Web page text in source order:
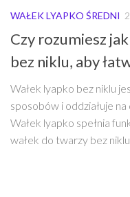
WAŁEK LYAPKO ŚREDNI
Czy rozumiesz
bez niklu, aby
Wałek lyapko bez niklu
sposobów i oddziałuje
Wałek lyapko spełnia
wałek do twarzy bez niklu